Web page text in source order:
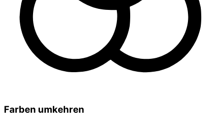
Farben umkehren